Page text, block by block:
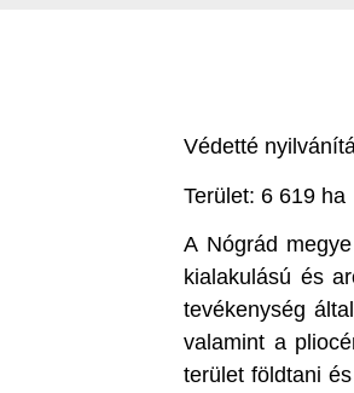
Védetté
Terület: 6 619 ha
A Nógrád
kialakulású és
tevékenység
valamint a
terület földtani